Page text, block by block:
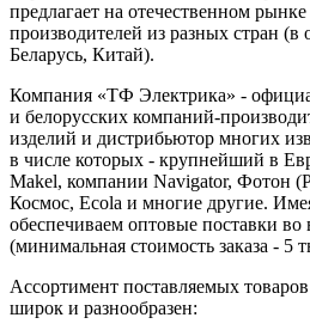
предлагает на отечественном
производителей из разных стран (в
Беларусь, Китай).
Компания «ТФ Электрика» -
и белорусских компаний-
изделий и дистрибьютор многих
в числе которых - крупнейший в
Makel, компании Navigator, Фотон
Космос, Ecola и многие другие.
обеспечиваем оптовые поставки во
(минимальная стоимость заказа - 5
Ассортимент поставляемых
широк и разнообразен: